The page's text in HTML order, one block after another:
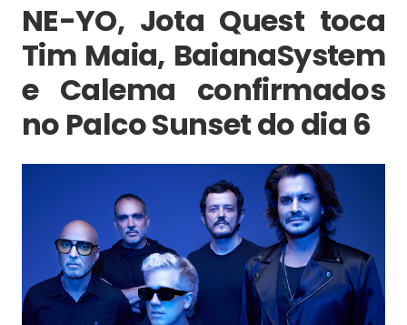
NE-YO, Jota Quest toca
Tim Maia, BaianaSystem
e Calema confirmados
no Palco Sunset do dia 6